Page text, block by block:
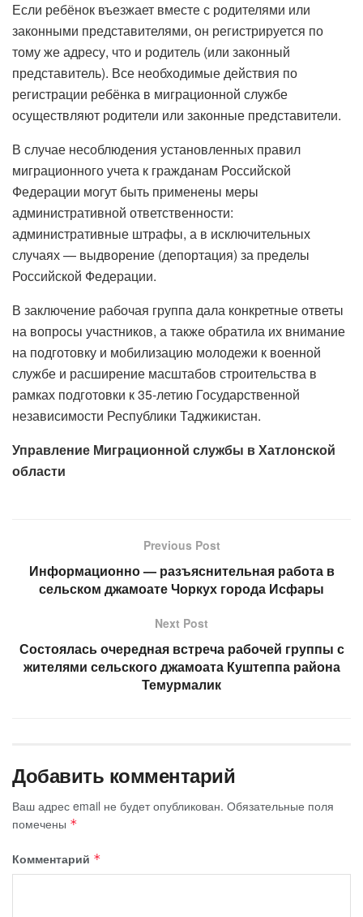
Если ребёнок въезжает вместе с родителями или
законными представителями, он регистрируется по
тому же адресу, что и родитель (или законный
представитель). Все необходимые действия по
регистрации ребёнка в миграционной службе
осуществляют родители или законные представители.
В случае несоблюдения установленных правил
миграционного учета к гражданам Российской
Федерации могут быть применены меры
административной ответственности:
административные штрафы, а в исключительных
случаях — выдворение (депортация) за пределы
Российской Федерации.
В заключение рабочая группа дала конкретные ответы
на вопросы участников, а также обратила их внимание
на подготовку и мобилизацию молодежи к военной
службе и расширение масштабов строительства в
рамках подготовки к 35-летию Государственной
независимости Республики Таджикистан.
Управление Миграционной службы в Хатлонской
области
Previous Post
Информационно — разъяснительная работа в
сельском джамоате Чоркух города Исфары
Next Post
Состоялась очередная встреча рабочей группы с
жителями сельского джамоата Куштеппа района
Темурмалик
Добавить комментарий
Ваш адрес email не будет опубликован. Обязательные поля
помечены *
Комментарий *